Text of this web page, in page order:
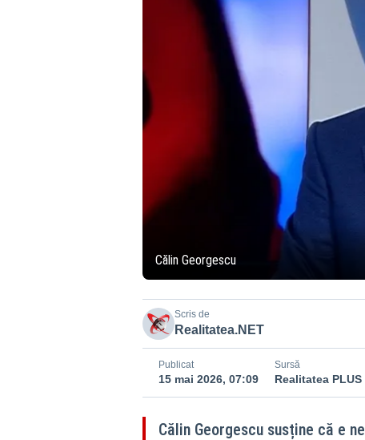
Călin Georgescu
Scris de
Realitatea.NET
Publicat
15 mai 2026, 07:09
Sursă
Realitatea PLUS
Călin Georgescu susține că e